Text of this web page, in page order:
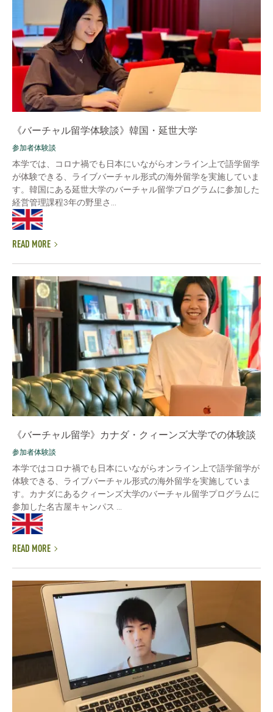
《バーチャル留学体験談》韓国・延世大学
参加者体験談
本学では、コロナ禍でも日本にいながらオンライン上で語学留学
が体験できる、ライブバーチャル形式の海外留学を実施していま
す。韓国にある延世大学のバーチャル留学プログラムに参加した
経営管理課程3年の野里さ...
READ MORE
《バーチャル留学》カナダ・クィーンズ大学での体験談
参加者体験談
本学ではコロナ禍でも日本にいながらオンライン上で語学留学が
体験できる、ライブバーチャル形式の海外留学を実施していま
す。カナダにあるクィーンズ大学のバーチャル留学プログラムに
参加した名古屋キャンパス ...
READ MORE